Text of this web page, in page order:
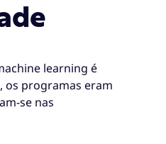
learning é
os programas eram
se nas